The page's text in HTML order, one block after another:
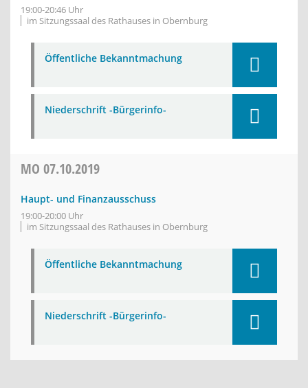
19:00-20:46 Uhr
im Sitzungssaal des Rathauses in Obernburg
Öffentliche Bekanntmachung
Niederschrift -Bürgerinfo-
MO 07.10.2019
Haupt- und Finanzausschuss
19:00-20:00 Uhr
im Sitzungssaal des Rathauses in Obernburg
Öffentliche Bekanntmachung
Niederschrift -Bürgerinfo-